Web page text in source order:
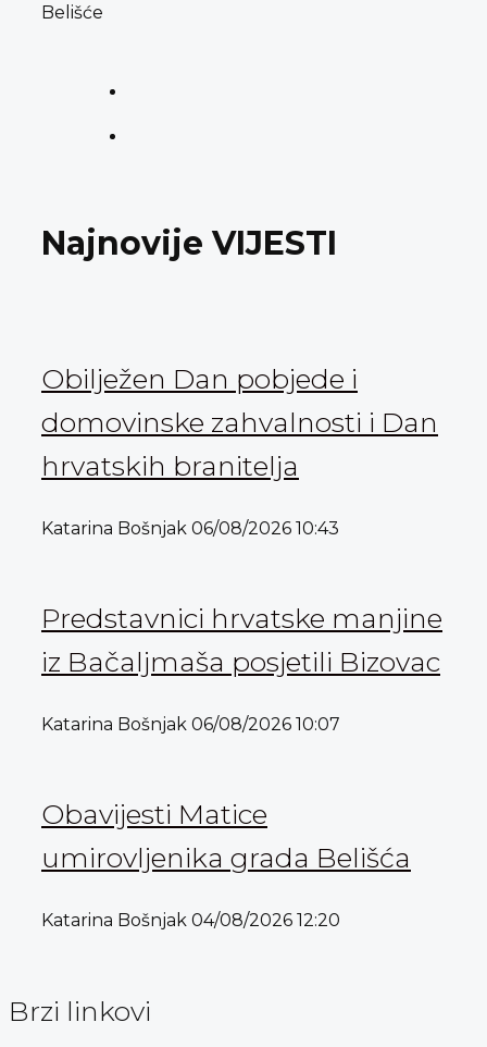
Belišće
Najnovije VIJESTI
Obilježen Dan pobjede i
domovinske zahvalnosti i Dan
hrvatskih branitelja
Katarina Bošnjak 06/08/2026 10:43
Predstavnici hrvatske manjine
iz Bačaljmaša posjetili Bizovac
Katarina Bošnjak 06/08/2026 10:07
Obavijesti Matice
umirovljenika grada Belišća
Katarina Bošnjak 04/08/2026 12:20
Brzi linkovi